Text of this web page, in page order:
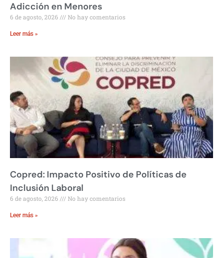
Adicción en Menores
6 de agosto, 2026 No hay comentarios
Leer más »
Copred: Impacto Positivo de Políticas de
Inclusión Laboral
6 de agosto, 2026 No hay comentarios
Leer más »